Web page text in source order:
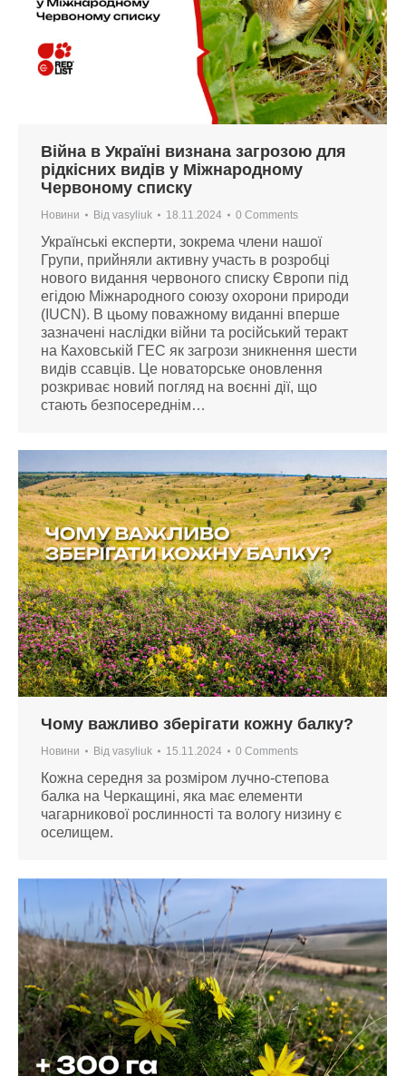
Війна в Україні визнана загрозою для
рідкісних видів у Міжнародному
Червоному списку
Новини Від vasyliuk 18.11.2024 0 Comments
Українські експерти, зокрема члени нашої
Групи, прийняли активну участь в розробці
нового видання червоного списку Європи під
егідою Міжнародного союзу охорони природи
(IUCN). В цьому поважному виданні вперше
зазначені наслідки війни та російський теракт
на Каховській ГЕС як загрози зникнення шести
видів ссавців. Це новаторське оновлення
розкриває новий погляд на воєнні дії, що
стають безпосереднім…
Чому важливо зберігати кожну балку?
Новини Від vasyliuk 15.11.2024 0 Comments
Кожна середня за розміром лучно-степова
балка на Черкащині, яка має елементи
чагарникової рослинності та вологу низину є
оселищем.